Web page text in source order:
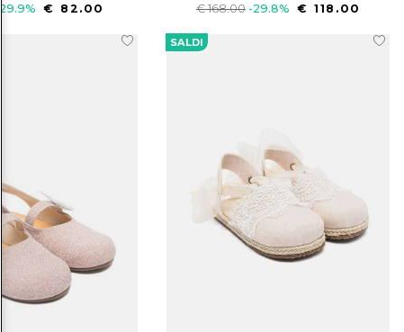
-29.9% € 82.00 € 168.00 -29.8% € 118.00
SALDI